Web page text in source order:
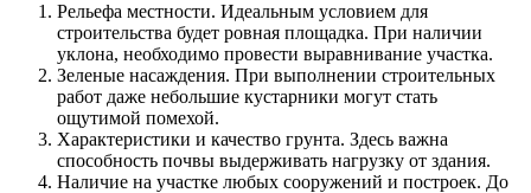
Рельефа местности. Идеальным условием для
строительства будет ровная площадка. При наличии
уклона, необходимо провести выравнивание участка.
Зеленые насаждения. При выполнении строительных
работ даже небольшие кустарники могут стать
ощутимой помехой.
Характеристики и качество грунта. Здесь важна
способность почвы выдерживать нагрузку от здания.
Наличие на участке любых сооружений и построек. До